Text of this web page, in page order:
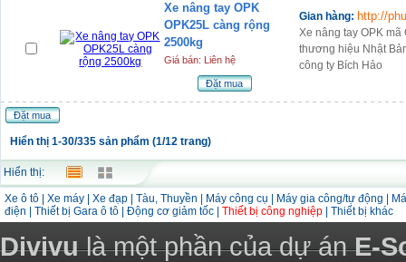
Xe nâng tay OPK
OPK25L càng rộng
2500kg
Giá bán: Liên hệ
Đặt mua
Gian hàng: http://
Xe nâng tay OPK
thương hiệu Nhật
công ty Bích Hảo
Đặt mua
Hiển thị 1-30/335 sản phẩm (1/12 trang)
Hiển thị:
Xe ô tô Xe máy Xe đạp Tàu, Thuyền Máy công cụ Máy gia công/tự động
điện
Thiết bị Gara ô tô Động cơ giảm tốc Thiết bị công nghiệp Thiết bị khác
Divivulà một phần của dự ánE-